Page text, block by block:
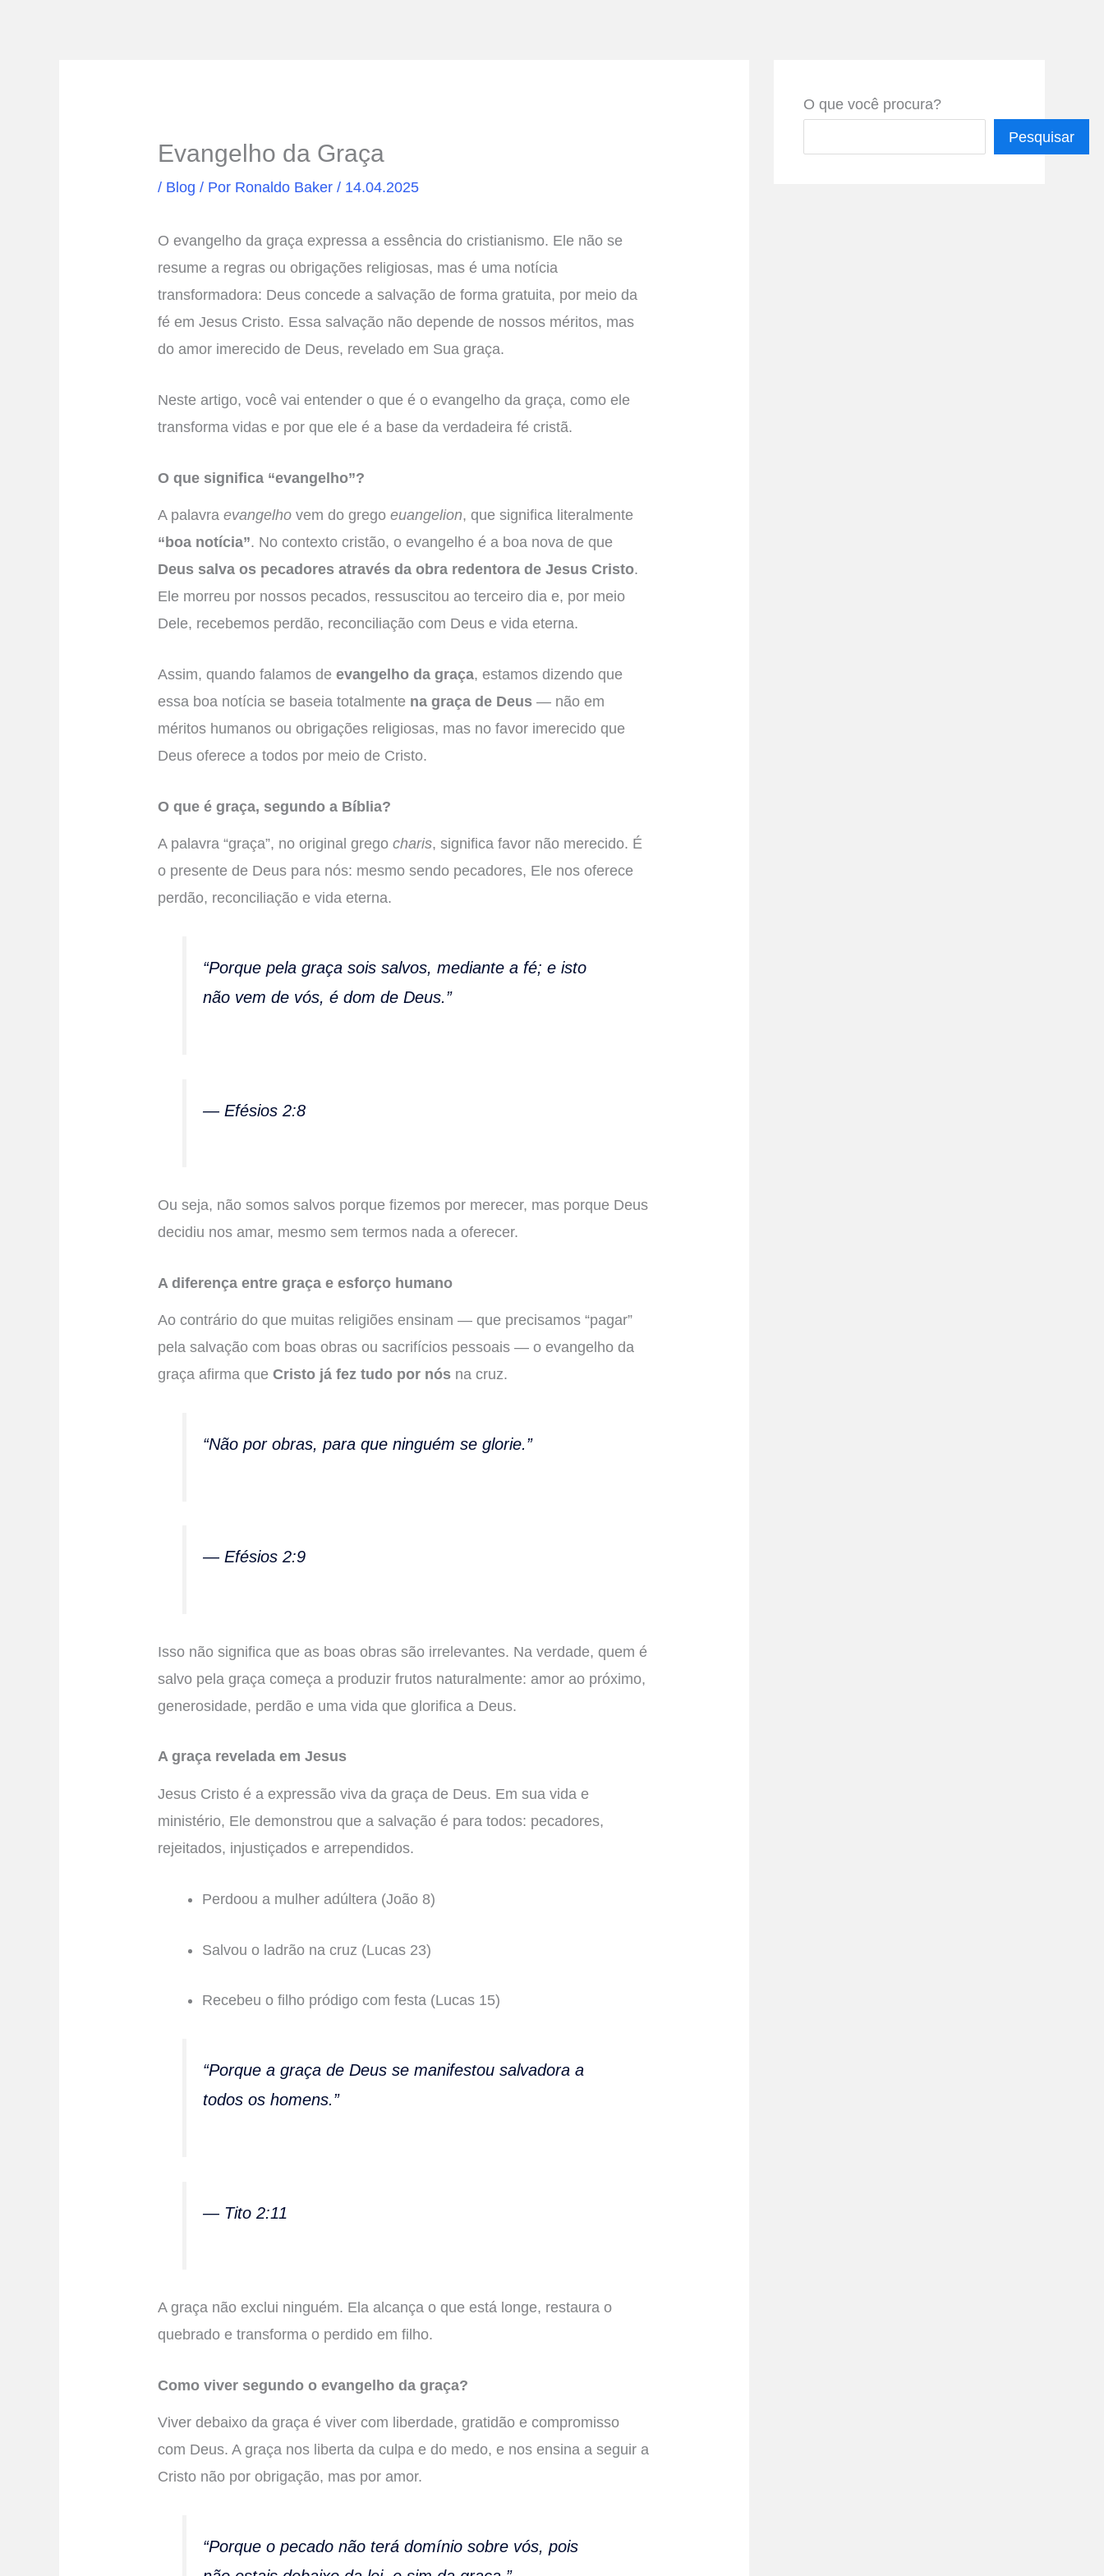
Evangelho da Graça
/ Blog / Por Ronaldo Baker/ 14.04.2025
O evangelho da graça expressa a essência do cristianismo. Ele não se
resume a regras ou obrigações religiosas, mas é uma notícia
transformadora: Deus concede a salvação de forma gratuita, por meio da
fé em Jesus Cristo. Essa salvação não depende de nossos méritos, mas
do amor imerecido de Deus, revelado em Sua graça.
Neste artigo, você vai entender o que é o evangelho da graça, como ele
transforma vidas e por que ele é a base da verdadeira fé cristã.
O que significa “evangelho”?
A palavraevangelho vem do gregoeuangelion, que significa literalmente
“boa notícia”. No contexto cristão, o evangelho é a boa nova de que
Deus salva os pecadores através da obra redentora de Jesus Cristo.
Ele morreu por nossos pecados, ressuscitou ao terceiro dia e, por meio
Dele, recebemos perdão, reconciliação com Deus e vida eterna.
Assim, quando falamos deevangelho da graça, estamos dizendo que
essa boa notícia se baseia totalmente na graça de Deus — não em
méritos humanos ou obrigações religiosas, mas no favor imerecido que
Deus oferece a todos por meio de Cristo.
O que é graça, segundo a Bíblia?
A palavra “graça”, no original gregocharis, significafavor não merecido. É
o presente de Deus para nós: mesmo sendo pecadores, Ele nos oferece
perdão, reconciliação e vida eterna.
“Porque pela graça sois salvos, mediante a fé; e isto
não vem de vós, é dom de Deus.”
— Efésios 2:8
Ou seja, não somos salvos porque fizemos por merecer, mas porque Deus
decidiu nos amar, mesmo sem termos nada a oferecer.
A diferença entre graça e esforço humano
Ao contrário do que muitas religiões ensinam — que precisamos “pagar”
pela salvação com boas obras ou sacrifícios pessoais — o evangelho da
graça afirma queCristo já fez tudo por nós na cruz.
“Não por obras, para que ninguém se glorie.”
— Efésios 2:9
Isso não significa que as boas obras são irrelevantes. Na verdade, quem é
salvo pela graça começa a produzir frutos naturalmente: amor ao próximo,
generosidade, perdão e uma vida que glorifica a Deus.
A graça revelada em Jesus
Jesus Cristo é a expressão viva da graça de Deus. Em sua vida e
ministério, Ele demonstrou que a salvação é para todos: pecadores,
rejeitados, injustiçados e arrependidos.
Perdoou a mulher adúltera (João 8)
Salvou o ladrão na cruz (Lucas 23)
Recebeu o filho pródigo com festa (Lucas 15)
“Porque a graça de Deus se manifestou salvadora a
todos os homens.”
— Tito 2:11
A graça não exclui ninguém. Ela alcança o que está longe, restaura o
quebrado e transforma o perdido em filho.
Como viver segundo o evangelho da graça?
Viver debaixo da graça é viver com liberdade, gratidão e compromisso
com Deus. A graça nos liberta da culpa e do medo, e nos ensina a seguir a
Cristo não por obrigação, mas por amor.
“Porque o pecado não terá domínio sobre vós, pois
O que você procura?
Pesquisar